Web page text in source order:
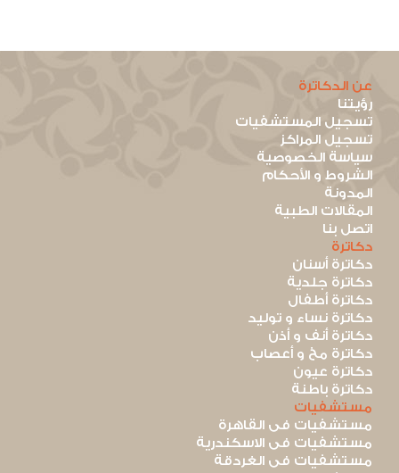
عن الدكاترة
رؤيتنا
تسجيل المستشفيات
تسجيل المراكز
سياسة الخصوصية
الشروط و الأحكام
المدونة
المقالات الطبية
اتصل بنا
دكاترة
دكاترة أسنان
دكاترة جلدية
دكاترة أطفال
دكاترة نساء و توليد
دكاترة أنف و أذن
دكاترة مخ و أعصاب
دكاترة عيون
دكاترة باطنة
مستشفيات
مستشفيات فى القاهرة
مستشفيات فى الاسكندرية
مستشفيات فى الغردقة